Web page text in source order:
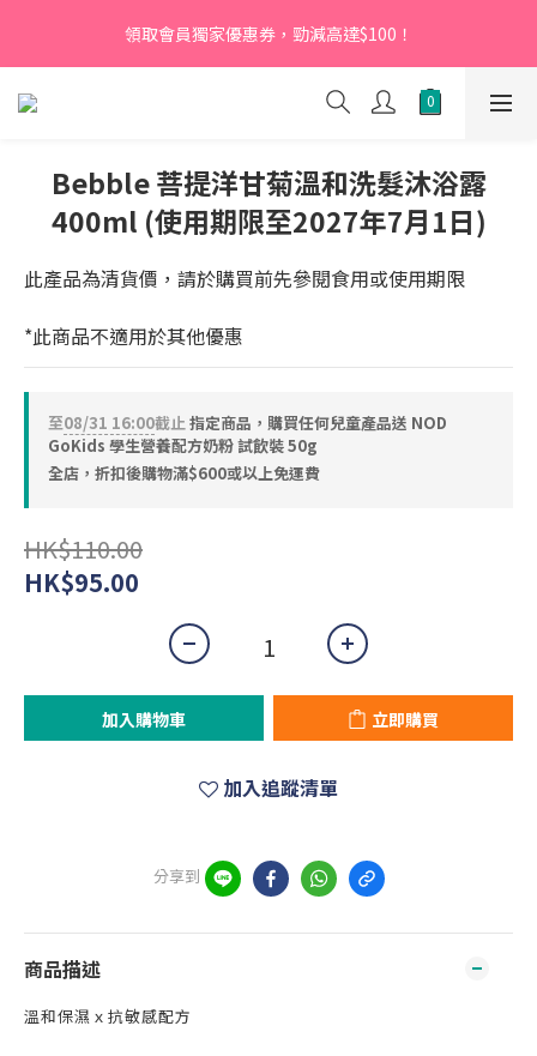
【新會員】即日起至2026月12月31日，首次下單輸入優惠碼
「NEW95」即可享95折
領取會員獨家優惠券，勁減高達$100！
【新會員】即日起至2026月12月31日，首次下單輸入優惠碼
「NEW95」即可享95折
Bebble 菩提洋甘菊溫和洗髮沐浴露
400ml (使用期限至2027年7月1日)
此產品為清貨價，請於購買前先參閱食用或使用期限
*此商品不適用於其他優惠
至08/31 16:00截止指定商品，購買任何兒童產品送 NOD
GoKids 學生營養配方奶粉 試飲裝 50g
全店，折扣後購物滿$600或以上免運費
HK$110.00
HK$95.00
加入購物車 立即購買
加入追蹤清單
分享到
商品描述
溫和保濕ｘ抗敏感配方